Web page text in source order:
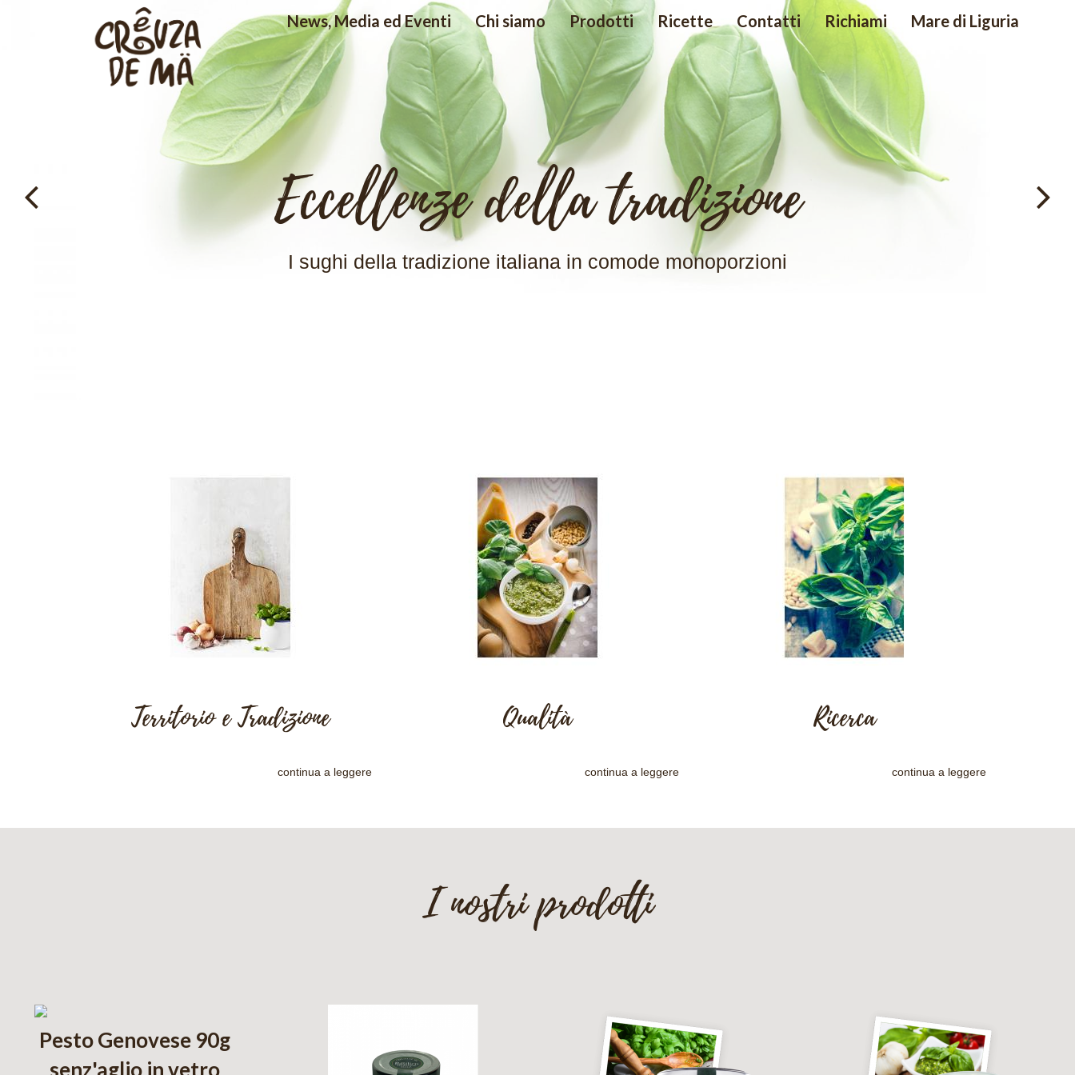
News, Media ed Eventi Chi siamo Prodotti Ricette Contatti Richiami Mare di Liguria
Eccellenze della tradizione
I sughi della tradizione italiana in comode monoporzioni
Territorio e Tradizione
continua a leggere
Qualità
continua a leggere
Ricerca
continua a leggere
I nostri prodotti
Pesto Genovese 90g
senz'aglio in vetro